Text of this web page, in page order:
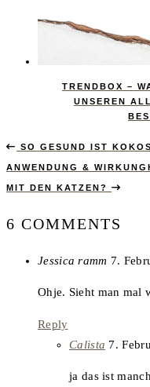
TRENDBOX –
UNSEREN
SO GESUND IST
ANWENDUNG & WIRKUNG
MIT DEN KATZEN?
6 COMMENTS
Jessica ramm says:
7.
Ohje. Sieht man mal
Reply
Calista says:
7.
ja das ist